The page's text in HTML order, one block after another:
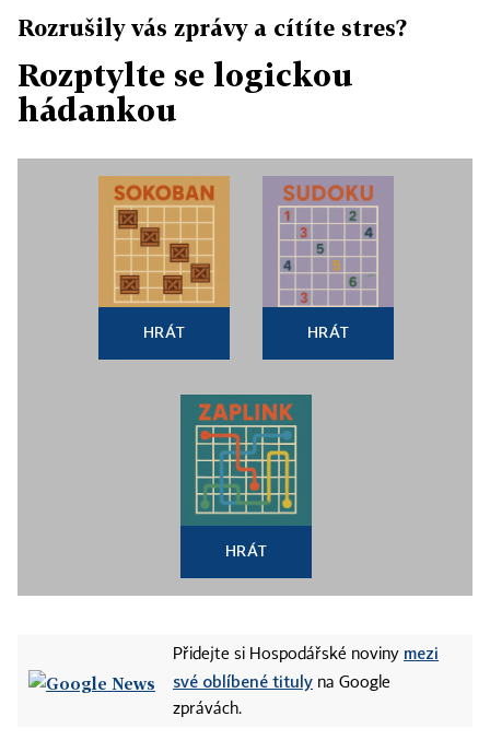
Rozrušily vás zprávy a cítíte stres?
Rozptylte se logickou
hádankou
HRÁT HRÁT
HRÁT
Přidejte si Hospodářské noviny mezi
své oblíbené tituly na Google
zprávách.